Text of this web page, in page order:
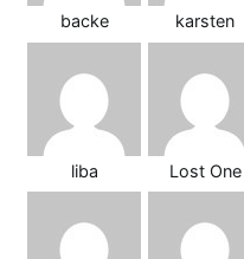
backe karsten
liba Lost One